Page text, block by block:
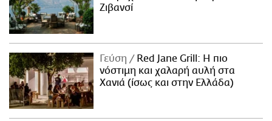
Ζιβανσί
Γεύση
Red Jane Grill: Η πιο
νόστιμη και χαλαρή αυλή στα
Χανιά (ίσως και στην Ελλάδα)